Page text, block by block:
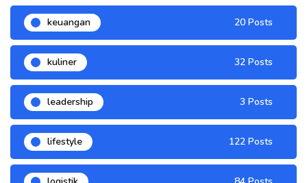
keuangan 20 Posts
kuliner 32 Posts
leadership 3 Posts
lifestyle 122 Posts